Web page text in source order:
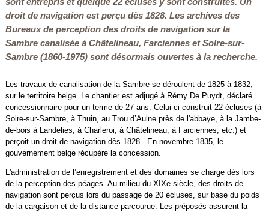
droit de navigation est perçu dès 1828. Les archives des
Bureaux de perception des droits de navigation sur la
Sambre canalisée à Châtelineau, Farciennes et Solre-sur-
Sambre (1860-1975) sont désormais ouvertes à la recherche.
Les travaux de canalisation de la Sambre se déroulent de 1825 à 1832,
sur le territoire belge. Le chantier est adjugé à Rémy De Puydt, déclaré
concessionnaire pour un terme de 27 ans. Celui-ci construit 22 écluses (à
Solre-sur-Sambre, à Thuin, au Trou d’Aulne près de l'abbaye, à la Jambe-
de-bois à Landelies, à Charleroi, à Châtelineau, à Farciennes, etc.) et
perçoit un droit de navigation dès 1828. En novembre 1835, le
gouvernement belge récupère la concession.
L'administration de l’enregistrement et des domaines se charge dès lors
de la perception des péages. Au milieu du XIXe siècle, des droits de
navigation sont perçus lors du passage de 20 écluses, sur base du poids
de la cargaison et de la distance parcourue. Les préposés assurent la